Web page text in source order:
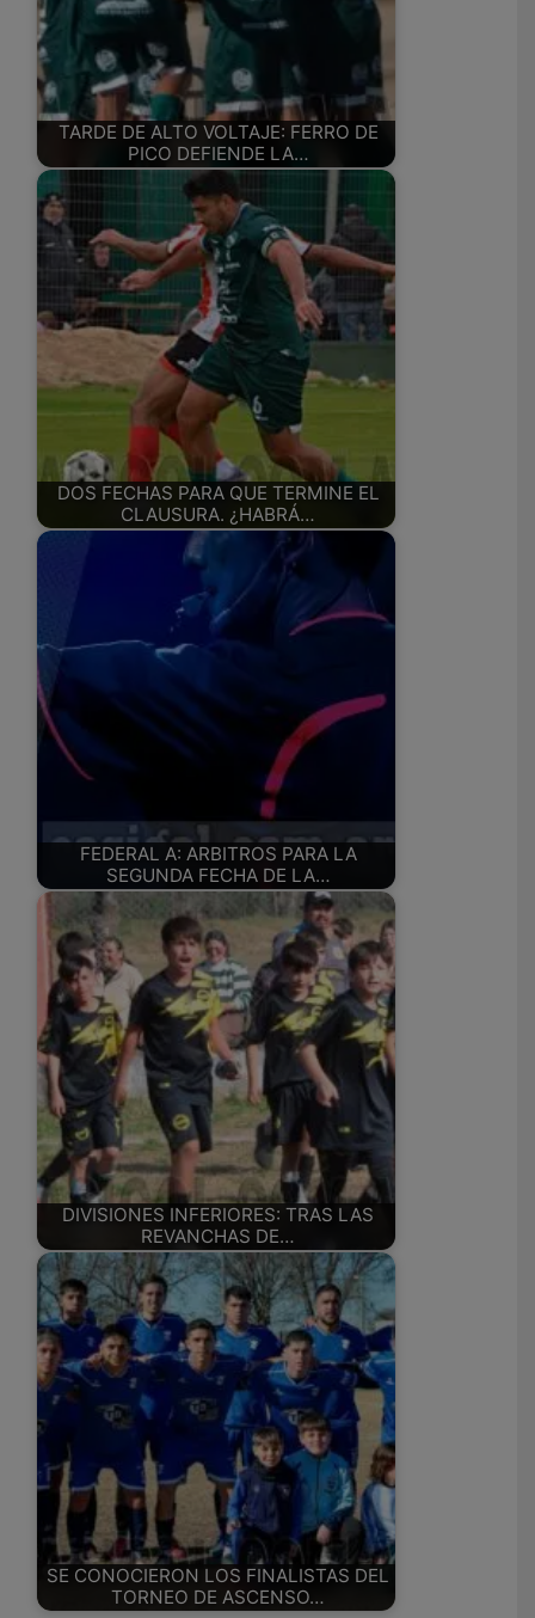
TARDE DE ALTO VOLTAJE: FERRO DE
PICO DEFIENDE LA…
DOS FECHAS PARA QUE TERMINE EL
CLAUSURA. ¿HABRÁ…
FEDERAL A: ARBITROS PARA LA
SEGUNDA FECHA DE LA…
DIVISIONES INFERIORES: TRAS LAS
REVANCHAS DE…
SE CONOCIERON LOS FINALISTAS DEL
TORNEO DE ASCENSO…